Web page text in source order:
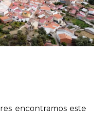
encontramos este